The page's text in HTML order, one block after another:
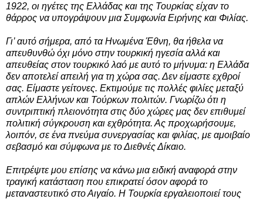
1922, οι ηγέτες της Ελλάδας και της Τουρκίας είχαν το
θάρρος να υπογράψουν μια Συμφωνία Ειρήνης και Φιλίας.
Γι’ αυτό σήμερα, από τα Ηνωμένα Έθνη, θα ήθελα να
απευθυνθώ όχι μόνο στην τουρκική ηγεσία αλλά και
απευθείας στον τουρκικό λαό με αυτό το μήνυμα: η Ελλάδα
δεν αποτελεί απειλή για τη χώρα σας. Δεν είμαστε εχθροί
σας. Είμαστε γείτονες. Εκτιμούμε τις πολλές φιλίες μεταξύ
απλών Ελλήνων και Τούρκων πολιτών. Γνωρίζω ότι η
συντριπτική πλειονότητα στις δύο χώρες μας δεν επιθυμεί
πολιτική σύγκρουση και εχθρότητα. Ας προχωρήσουμε,
λοιπόν, σε ένα πνεύμα συνεργασίας και φιλίας, με αμοιβαίο
σεβασμό και σύμφωνα με το Διεθνές Δίκαιο.
Επιτρέψτε μου επίσης να κάνω μια ειδική αναφορά στην
τραγική κατάσταση που επικρατεί όσον αφορά το
μεταναστευτικό στο Αιγαίο. Η Τουρκία εργαλειοποιεί τους